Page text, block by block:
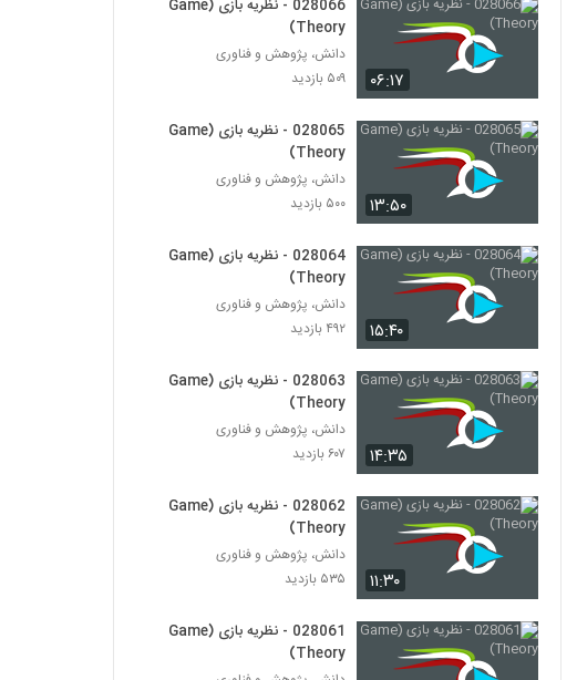
028034 - نظریه سیستم ها (Systems
Theory)
۴۵۶ بازدید
Theory)
۴۴۰ بازدید
028036 - نظریه سیستم ها (Systems
Theory)
۴۱۹ بازدید
Theory)
۴۲۲ بازدید
028038 - نظریه سیستم ها (Systems
Theory)
۴۵۶ بازدید
Theory)
۴۲۷ بازدید
028040 - نظریه سیستم ها (Systems
Theory)
۴۵۹ بازدید
028041 - نظریه سیستم ها (Systems
Theory)
۰۶:۱۷
028066 - نظریه بازی (Game
Theory)
دانش، پژوهش و فناوری
۵۰۹ بازدید
۱۳:۵۰
028065 - نظریه بازی (Game
Theory)
دانش، پژوهش و فناوری
۵۰۰ بازدید
۱۵:۴۰
028064 - نظریه بازی (Game
Theory)
دانش، پژوهش و فناوری
۴۹۲ بازدید
۱۴:۳۵
028063 - نظریه بازی (Game
Theory)
دانش، پژوهش و فناوری
۶۰۷ بازدید
۱۱:۳۰
028062 - نظریه بازی (Game
Theory)
دانش، پژوهش و فناوری
۵۳۵ بازدید
028061 - نظریه بازی (Game
Theory)